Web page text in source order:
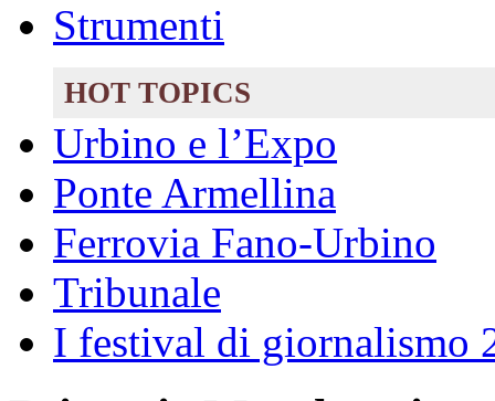
Strumenti
HOT TOPICS
Urbino e l’Expo
Ponte Armellina
Ferrovia Fano-Urbino
Tribunale
I festival di giornalismo